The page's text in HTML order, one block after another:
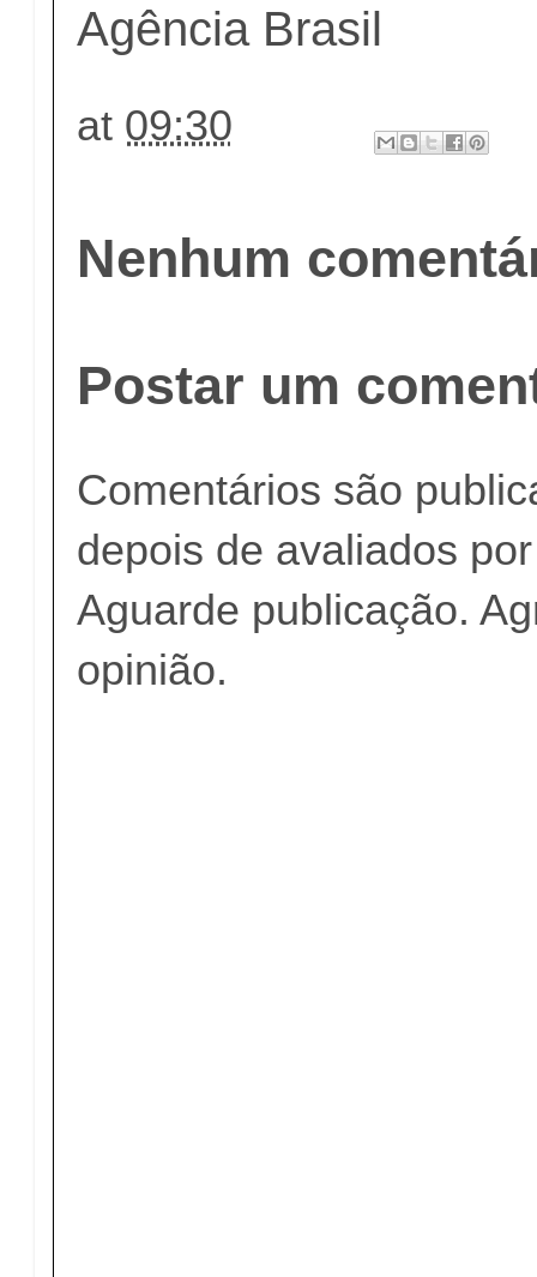
Agência Brasil
at 09:30
Nenhum
Postar um
Comentários são
depois de avaliados
Aguarde publicação.
opinião.